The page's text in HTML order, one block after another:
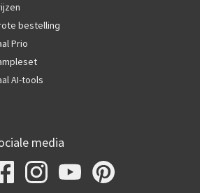
bestelling
Prio
AI-tools
media